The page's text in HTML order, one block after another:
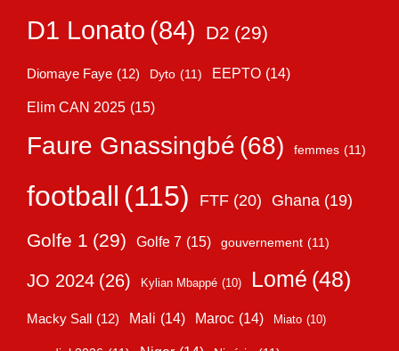
D1 Lonato (84) D2 (29)
Diomaye Faye (12) Dyto (11) EEPTO (14)
Elim CAN 2025 (15)
Faure Gnassingbé (68) femmes (11)
football (115) FTF (20) Ghana (19)
Golfe 1 (29) Golfe 7 (15) gouvernement (11)
JO 2024 (26) Kylian Mbappé (10) Lomé (48)
Macky Sall (12) Mali (14) Maroc (14) Miato (10)